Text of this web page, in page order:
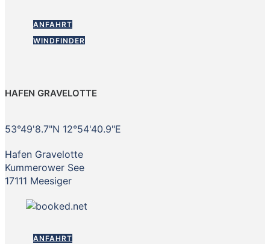
ANFAHRT
WINDFINDER
HAFEN GRAVELOTTE
53°49'8.7"N 12°54'40.9"E
Hafen Gravelotte
Kummerower See
17111 Meesiger
ANFAHRT